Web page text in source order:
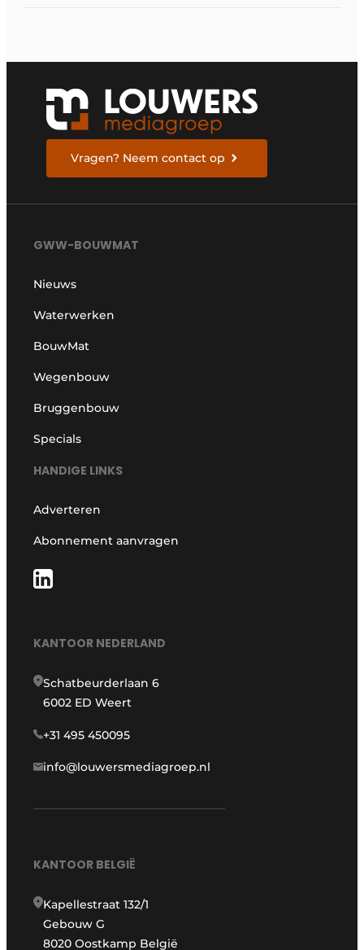
Vragen? Neem contact op
GWW-BOUWMAT
Nieuws
Waterwerken
BouwMat
Wegenbouw
Bruggenbouw
Specials
HANDIGE LINKS
Adverteren
Abonnement aanvragen
KANTOOR NEDERLAND
Schatbeurderlaan 6
6002 ED Weert
+31 495 450095
info@louwersmediagroep.nl
KANTOOR BELGIË
Kapellestraat 132/1
Gebouw G
8020 Oostkamp België